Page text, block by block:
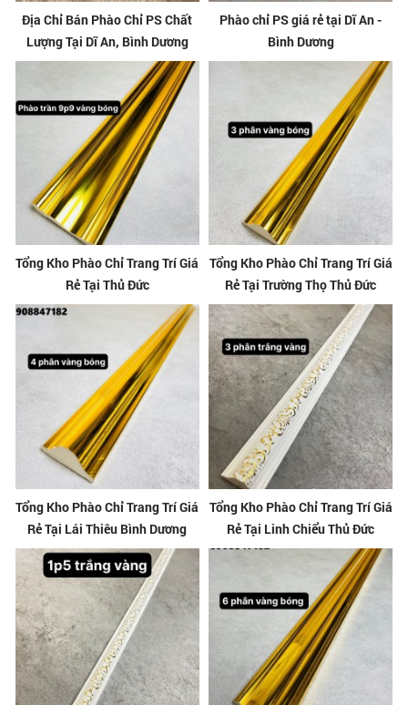
Địa Chỉ Bán Phào Chỉ PS Chất
Lượng Tại Dĩ An, Bình Dương
Phào chỉ PS giá rẻ tại Dĩ An -
Bình Dương
Tổng Kho Phào Chỉ Trang Trí Giá
Rẻ Tại Thủ Đức
Tổng Kho Phào Chỉ Trang Trí Giá
Rẻ Tại Trường Thọ Thủ Đức
Tổng Kho Phào Chỉ Trang Trí Giá
Rẻ Tại Lái Thiêu Bình Dương
Tổng Kho Phào Chỉ Trang Trí Giá
Rẻ Tại Linh Chiểu Thủ Đức